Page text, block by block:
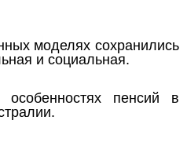
моделях сохранились
и социальная.
пенсий в